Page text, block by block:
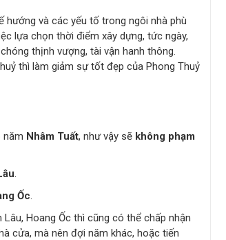
hướng và các yếu tố trong ngôi nhà phù
lựa chọn thời điểm xây dựng, tức ngày,
thịnh vượng, tài vận hanh thông.
thì làm giảm sự tốt đẹp của Phong Thuỷ
năm Nhâm Tuất, như vậy sẽ không phạm
.
Ốc.
Hoang Ốc thì cũng có thể chấp nhận
cửa, mà nên đợi năm khác, hoặc tiến